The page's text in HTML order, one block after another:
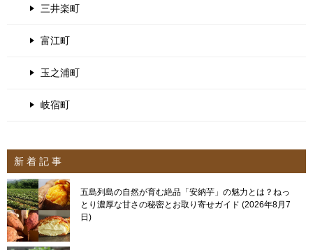
三井楽町
富江町
玉之浦町
岐宿町
新 着 記 事
五島列島の自然が育む絶品「安納芋」の魅力とは？ねっ
とり濃厚な甘さの秘密とお取り寄せガイド 2026年8月7
日